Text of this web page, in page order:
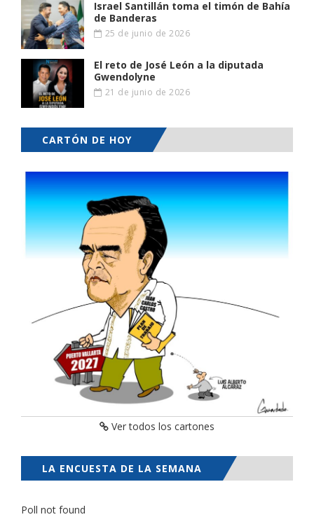
Israel Santillán toma el timón de Bahía
de Banderas
25 de junio de 2026
El reto de José León a la diputada
Gwendolyne
21 de junio de 2026
CARTÓN DE HOY
Ver todos los cartones
LA ENCUESTA DE LA SEMANA
Poll not found